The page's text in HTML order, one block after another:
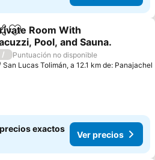
Agregar a favoritos
Room With
Pool, and Sauna.
/
Puntuación no disponible
San Lucas Tolimán, a 12.1 km de: Panajachel
exactos
Ver precios